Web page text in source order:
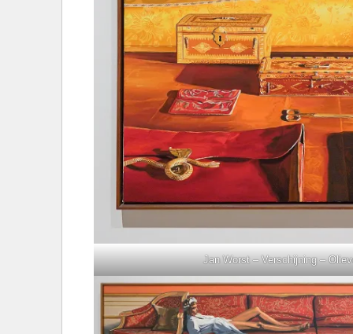
Jan Worst – Verschijning –